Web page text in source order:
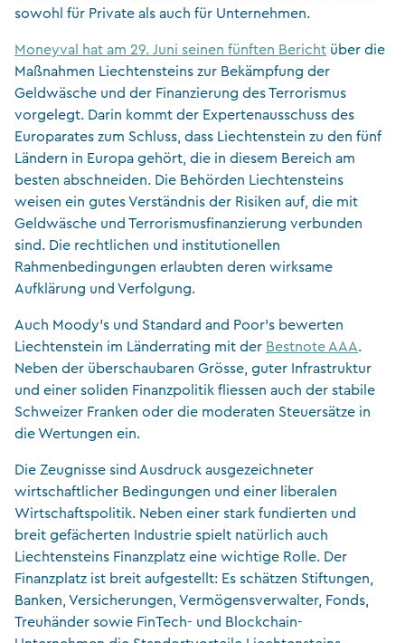
sowohl für Private als auch für Unternehmen.
Moneyval hat am 29. Juni seinen fünften Bericht über die
Maßnahmen Liechtensteins zur Bekämpfung der
Geldwäsche und der Finanzierung des Terrorismus
vorgelegt. Darin kommt der Expertenausschuss des
Europarates zum Schluss, dass Liechtenstein zu den fünf
Ländern in Europa gehört, die in diesem Bereich am
besten abschneiden. Die Behörden Liechtensteins
weisen ein gutes Verständnis der Risiken auf, die mit
Geldwäsche und Terrorismusfinanzierung verbunden
sind. Die rechtlichen und institutionellen
Rahmenbedingungen erlaubten deren wirksame
Aufklärung und Verfolgung.
Auch Moody’s und Standard and Poor’s bewerten
Liechtenstein im Länderrating mit der Bestnote AAA.
Neben der überschaubaren Grösse, guter Infrastruktur
und einer soliden Finanzpolitik fliessen auch der stabile
Schweizer Franken oder die moderaten Steuersätze in
die Wertungen ein.
Die Zeugnisse sind Ausdruck ausgezeichneter
wirtschaftlicher Bedingungen und einer liberalen
Wirtschaftspolitik. Neben einer stark fundierten und
breit gefächerten Industrie spielt natürlich auch
Liechtensteins Finanzplatz eine wichtige Rolle. Der
Finanzplatz ist breit aufgestellt: Es schätzen Stiftungen,
Banken, Versicherungen, Vermögensverwalter, Fonds,
Treuhänder sowie FinTech- und Blockchain-